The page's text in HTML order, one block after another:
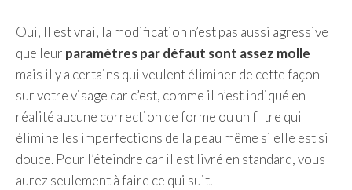
Oui, Il est vrai, la modification n’est pas aussi agressive
que leur paramètres par défaut sont assez molle
mais il y a certains qui veulent éliminer de cette façon
sur votre visage car c’est, comme il n’est indiqué en
réalité aucune correction de forme ou un filtre qui
élimine les imperfections de la peau même si elle est si
douce. Pour l’éteindre car il est livré en standard, vous
aurez seulement à faire ce qui suit.